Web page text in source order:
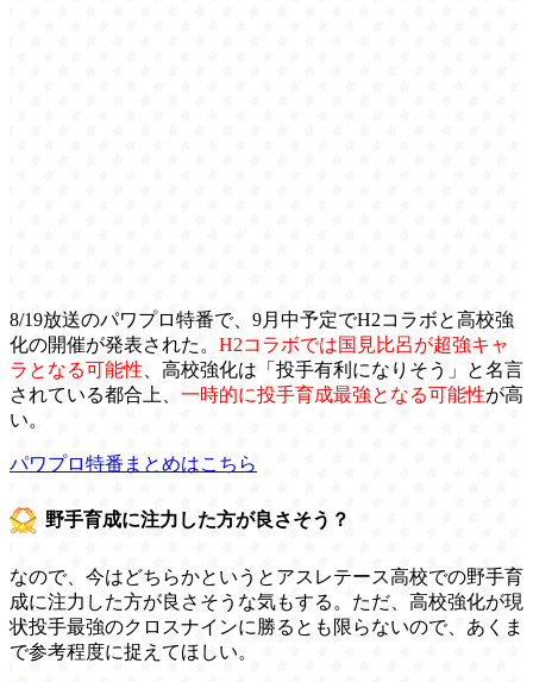
8/19放送のパワプロ特番で、9月中予定でH2コラボと高校強
化の開催が発表された。 H2コラボでは国見比呂が超強キャ
ラとなる可能性 、高校強化は「投手有利になりそう」と名言
されている都合上、 一時的に投手育成最強となる可能性が高
い。
パワプロ特番まとめはこちら
野手育成に注力した方が良さそう？
なので、今はどちらかというとアスレテース高校での野手育
成に注力した方が良さそうな気もする。ただ、高校強化が現
状投手最強のクロスナインに勝るとも限らないので、あくま
で参考程度に捉えてほしい。